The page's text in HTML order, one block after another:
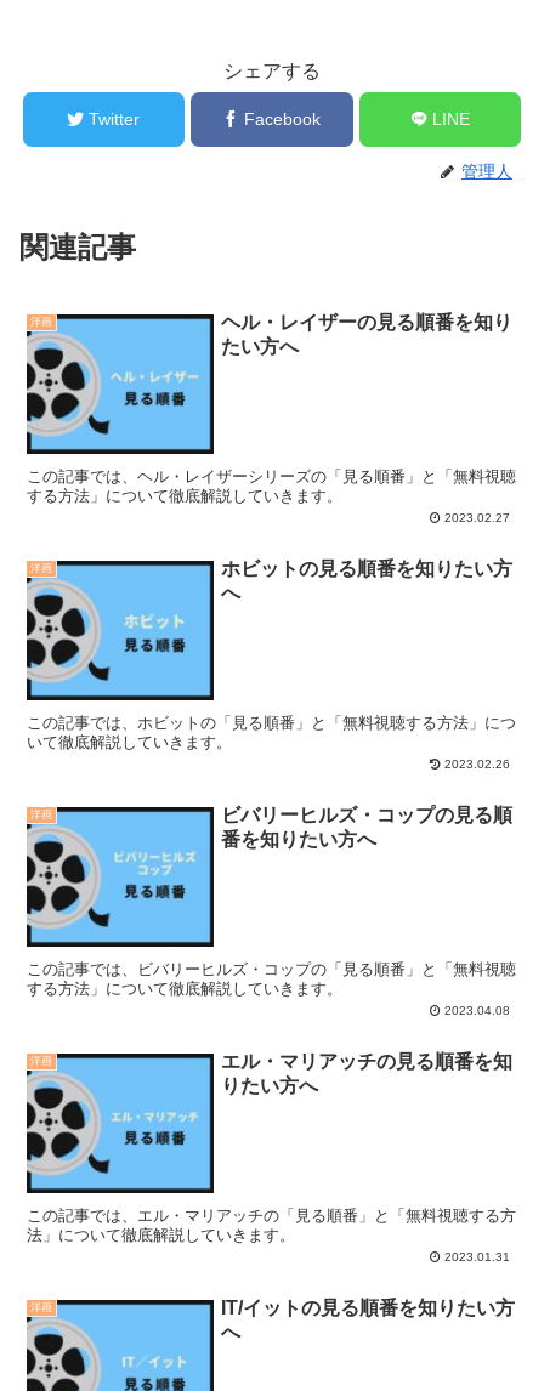
シェアする
Twitter Facebook LINE
管理人
関連記事
洋画
ヘル・レイザーの見る順番を知り
たい方へ
この記事では、ヘル・レイザーシリーズの「見る順番」と「無料視聴
する方法」について徹底解説していきます。
2023.02.27
洋画
ホビットの見る順番を知りたい方
へ
この記事では、ホビットの「見る順番」と「無料視聴する方法」につ
いて徹底解説していきます。
2023.02.26
洋画
ビバリーヒルズ・コップの見る順
番を知りたい方へ
この記事では、ビバリーヒルズ・コップの「見る順番」と「無料視聴
する方法」について徹底解説していきます。
2023.04.08
洋画
エル・マリアッチの見る順番を知
りたい方へ
この記事では、エル・マリアッチの「見る順番」と「無料視聴する方
法」について徹底解説していきます。
2023.01.31
洋画
IT/イットの見る順番を知りたい方
へ